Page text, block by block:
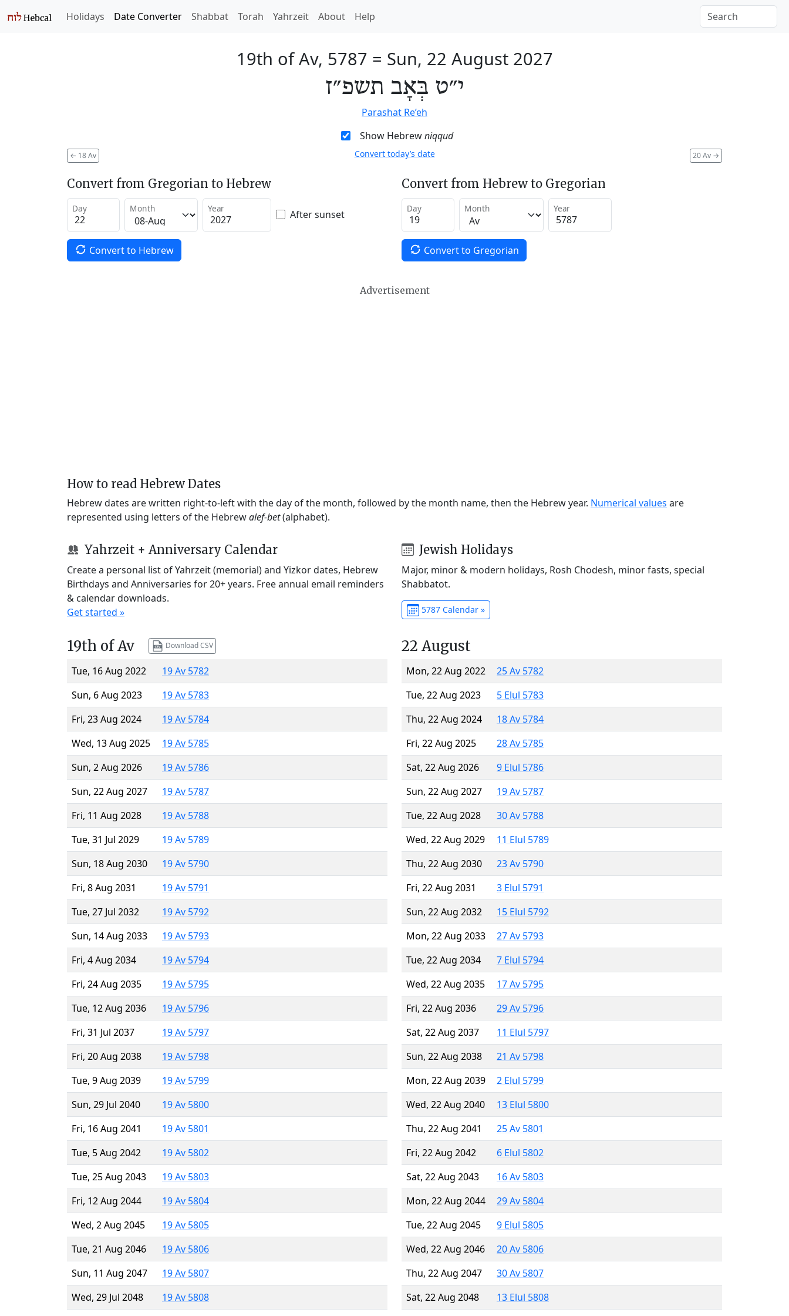
Holidays Date Converter Shabbat Torah Yahrzeit About Help
19th of Av, 5787 = Sun, 22 August 2027
י״ט בְּאָב תשפ״ז
Parashat Re’eh
Show Hebrewniqqud
← 18 Av 20 Av →
Convert today’s date
Convert from Gregorian to Hebrew
Day Month Year After sunset
Convert to Hebrew
Convert from Hebrew to Gregorian
Day Month Year
Convert to Gregorian
Advertisement
How to read Hebrew Dates
Hebrew dates are written right-to-left with the day of the month, followed by the month name, then the Hebrew year. Numerical values are
represented using letters of the Hebrewalef-bet(alphabet).
Yahrzeit + Anniversary Calendar
Create a personal list of Yahrzeit (memorial) and Yizkor dates, Hebrew
Birthdays and Anniversaries for 20+ years. Free annual email reminders
& calendar downloads.
Get started »
Jewish Holidays
Major, minor & modern holidays, Rosh Chodesh, minor fasts, special
Shabbatot.
5787 Calendar »
19th of Av Download CSV
Tue, 16 Aug 2022
19 Av 5782
Sun, 6 Aug 2023
19 Av 5783
Fri, 23 Aug 2024
19 Av 5784
Wed, 13 Aug 2025
19 Av 5785
Sun, 2 Aug 2026
19 Av 5786
Sun, 22 Aug 2027
19 Av 5787
Fri, 11 Aug 2028
19 Av 5788
Tue, 31 Jul 2029
19 Av 5789
Sun, 18 Aug 2030
19 Av 5790
Fri, 8 Aug 2031
19 Av 5791
Tue, 27 Jul 2032
19 Av 5792
Sun, 14 Aug 2033
19 Av 5793
Fri, 4 Aug 2034
19 Av 5794
Fri, 24 Aug 2035
19 Av 5795
Tue, 12 Aug 2036
19 Av 5796
Fri, 31 Jul 2037
19 Av 5797
Fri, 20 Aug 2038
19 Av 5798
Tue, 9 Aug 2039
19 Av 5799
Sun, 29 Jul 2040
19 Av 5800
Fri, 16 Aug 2041
19 Av 5801
Tue, 5 Aug 2042
19 Av 5802
Tue, 25 Aug 2043
19 Av 5803
Fri, 12 Aug 2044
19 Av 5804
Wed, 2 Aug 2045
19 Av 5805
Tue, 21 Aug 2046
19 Av 5806
Sun, 11 Aug 2047
19 Av 5807
Wed, 29 Jul 2048
19 Av 5808
22 August
Mon, 22 Aug 2022
25 Av 5782
Tue, 22 Aug 2023
5 Elul 5783
Thu, 22 Aug 2024
18 Av 5784
Fri, 22 Aug 2025
28 Av 5785
Sat, 22 Aug 2026
9 Elul 5786
Sun, 22 Aug 2027
19 Av 5787
Tue, 22 Aug 2028
30 Av 5788
Wed, 22 Aug 2029
11 Elul 5789
Thu, 22 Aug 2030
23 Av 5790
Fri, 22 Aug 2031
3 Elul 5791
Sun, 22 Aug 2032
15 Elul 5792
Mon, 22 Aug 2033
27 Av 5793
Tue, 22 Aug 2034
7 Elul 5794
Wed, 22 Aug 2035
17 Av 5795
Fri, 22 Aug 2036
29 Av 5796
Sat, 22 Aug 2037
11 Elul 5797
Sun, 22 Aug 2038
21 Av 5798
Mon, 22 Aug 2039
2 Elul 5799
Wed, 22 Aug 2040
13 Elul 5800
Thu, 22 Aug 2041
25 Av 5801
Fri, 22 Aug 2042
6 Elul 5802
Sat, 22 Aug 2043
16 Av 5803
Mon, 22 Aug 2044
29 Av 5804
Tue, 22 Aug 2045
9 Elul 5805
Wed, 22 Aug 2046
20 Av 5806
Thu, 22 Aug 2047
30 Av 5807
Sat, 22 Aug 2048
13 Elul 5808